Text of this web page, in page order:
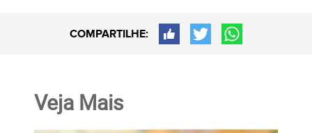
COMPARTILHE:
Veja Mais